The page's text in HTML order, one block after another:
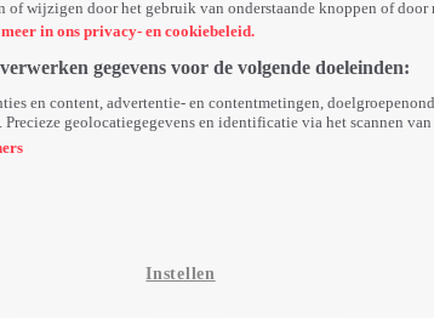
wijzigen door het gebruik van onderstaande knoppen of door
in ons privacy- en cookiebeleid.
gegevens voor de volgende doeleinden:
en content, advertentie- en contentmetingen,
geolocatiegegevens en identificatie via het scannen van
Instellen